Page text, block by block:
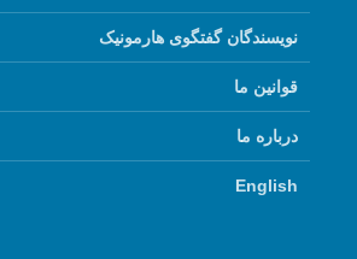
نویسندگان گفتگوی هارمونیک
قوانین ما
درباره ما
English